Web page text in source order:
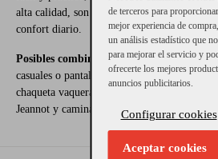
alta calidad, son ideales para quienes
confort diario.
Posibles combinaciones:Perfectas con
casuales o pantalones jogger en tonos
chaqueta vaquera para un look urbano chic.
Jeannot y camina con estilo y comodidad a
de terceros para
mejor experiencia de
un análisis estadístico que
para mejorar el servicio y
ofrecerte los mejores
anuncios publicitarios.
Configurar cookies
Aceptar cookies